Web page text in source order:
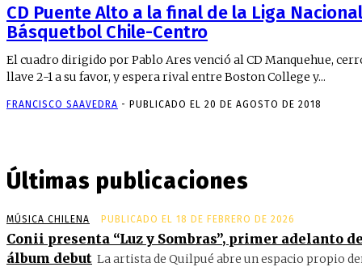
CD Puente Alto a la final de la Liga
Básquetbol Chile-Centro
El cuadro dirigido por Pablo Ares venció al CD Manquehue,
llave 2-1 a su favor, y espera rival entre Boston College y...
FRANCISCO SAAVEDRA - PUBLICADO EL 20 DE AGOSTO DE 2018
Últimas publicaciones
MÚSICA CHILENA PUBLICADO EL 18 DE FEBRERO DE 2026
Conii presenta “Luz y Sombras”, primer adelanto
álbum debut La artista de Quilpué abre un espacio propio